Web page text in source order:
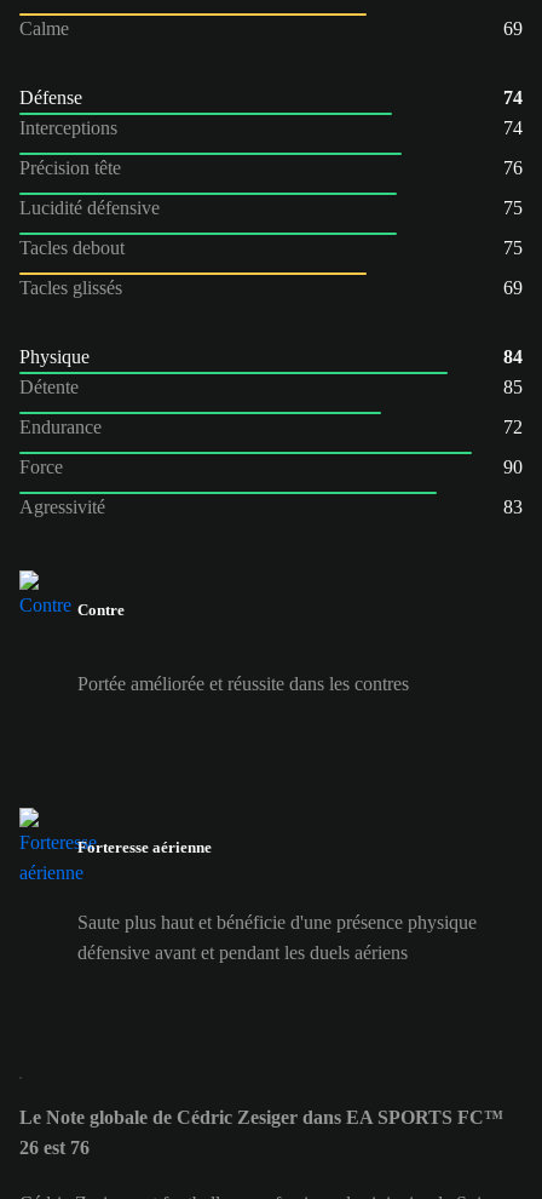
Calme
69
Défense
74
Interceptions
74
Précision tête
76
Lucidité défensive
75
Tacles debout
75
Tacles glissés
69
Physique
84
Détente
85
Endurance
72
Force
90
Agressivité
83
Contre
Portée améliorée et réussite dans les contres
Forteresse aérienne
Saute plus haut et bénéficie d'une présence physique
défensive avant et pendant les duels aériens
Le Note globale de Cédric Zesiger dans EA SPORTS FC™
26 est 76